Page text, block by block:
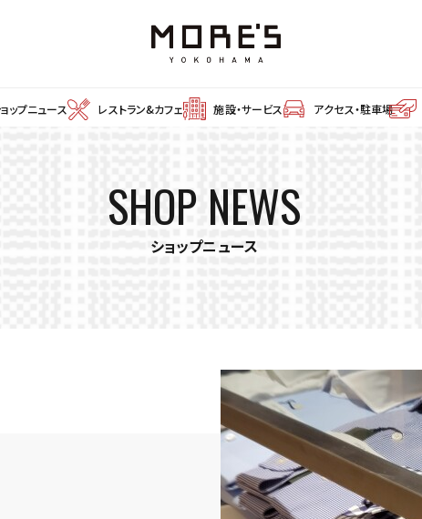
ップニュース レストラン&カフェ 施設・サービス アクセス・駐車場
SHOP NEWS
ショップニュース